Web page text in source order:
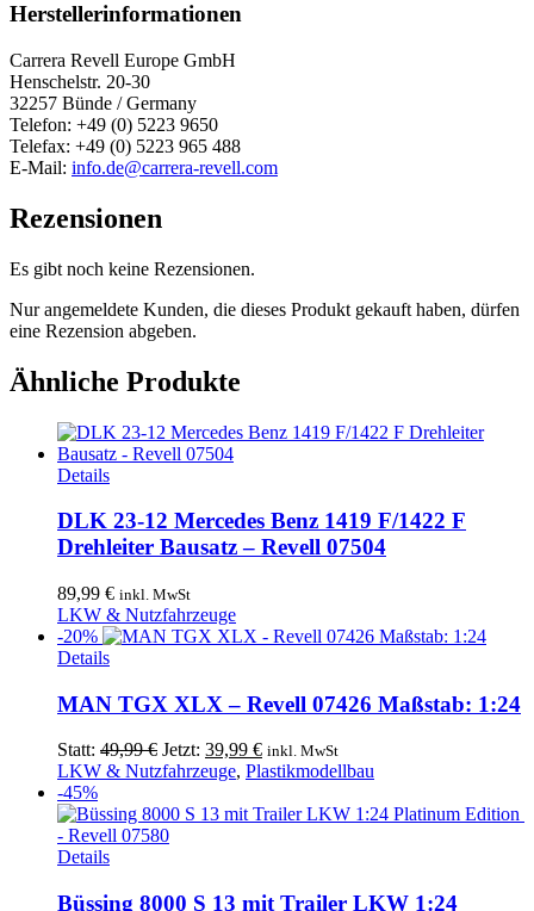
Herstellerinformationen
Carrera Revell Europe GmbH
Henschelstr. 20-30
32257 Bünde / Germany
Telefon: +49 (0) 5223 9650
Telefax: +49 (0) 5223 965 488
E-Mail: info.de@carrera-revell.com
Rezensionen
Es gibt noch keine Rezensionen.
Nur angemeldete Kunden, die dieses Produkt gekauft haben, dürfen
eine Rezension abgeben.
Ähnliche Produkte
Details
DLK 23-12 Mercedes Benz 1419 F/1422 F
Drehleiter Bausatz – Revell 07504
89,99 € inkl. MwSt
LKW & Nutzfahrzeuge
-20%
Details
MAN TGX XLX – Revell 07426 Maßstab: 1:24
Statt: 49,99€ Ursprünglicher
Preis
49,99 €
Jetzt: 39,99 €Aktueller
Preis
39,99 €.
inkl. MwSt
LKW & Nutzfahrzeuge, Plastikmodellbau
-45%
Details
Büssing 8000 S 13 mit Trailer LKW 1:24